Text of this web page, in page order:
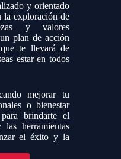
y orientado
la exploración de
y valores
plan de acción
te llevará de
estar en todos
mejorar tu
o bienestar
brindarte el
herramientas
el éxito y la